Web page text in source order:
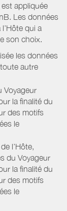
appliquée
Les données
qui a
son choix.
les données
autre
Voyageur
la finalité du
des motifs
le
l’Hôte,
du Voyageur
la finalité du
des motifs
le